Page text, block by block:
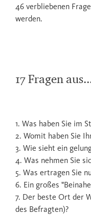
46 verbliebenen
werden.
17 Fragen
1. Was haben Sie im
2. Womit haben Sie
3. Wie sieht ein
4. Was nehmen Sie
5. Was ertragen Sie
6. Ein großes
7. Der beste Ort der
des Befragten)?